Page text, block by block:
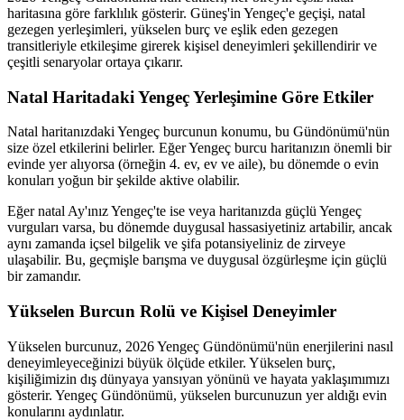
haritasına göre farklılık gösterir. Güneş'in Yengeç'e geçişi, natal
gezegen yerleşimleri, yükselen burç ve eşlik eden gezegen
transitleriyle etkileşime girerek kişisel deneyimleri şekillendirir ve
çeşitli senaryolar ortaya çıkarır.
Natal Haritadaki Yengeç Yerleşimine Göre Etkiler
Natal haritanızdaki Yengeç burcunun konumu, bu Gündönümü'nün
size özel etkilerini belirler. Eğer Yengeç burcu haritanızın önemli bir
evinde yer alıyorsa (örneğin 4. ev, ev ve aile), bu dönemde o evin
konuları yoğun bir şekilde aktive olabilir.
Eğer natal Ay'ınız Yengeç'te ise veya haritanızda güçlü Yengeç
vurguları varsa, bu dönemde duygusal hassasiyetiniz artabilir, ancak
aynı zamanda içsel bilgelik ve şifa potansiyeliniz de zirveye
ulaşabilir. Bu, geçmişle barışma ve duygusal özgürleşme için güçlü
bir zamandır.
Yükselen Burcun Rolü ve Kişisel Deneyimler
Yükselen burcunuz, 2026 Yengeç Gündönümü'nün enerjilerini nasıl
deneyimleyeceğinizi büyük ölçüde etkiler. Yükselen burç,
kişiliğimizin dış dünyaya yansıyan yönünü ve hayata yaklaşımımızı
gösterir. Yengeç Gündönümü, yükselen burcunuzun yer aldığı evin
konularını aydınlatır.